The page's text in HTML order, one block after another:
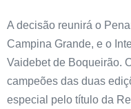
A decisão reunirá o
Campina Grande, e o
Vaidebet de Boqueirão.
campeões das duas
especial pelo título da